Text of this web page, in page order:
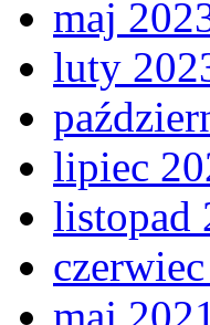
maj
luty
lipiec
listopad